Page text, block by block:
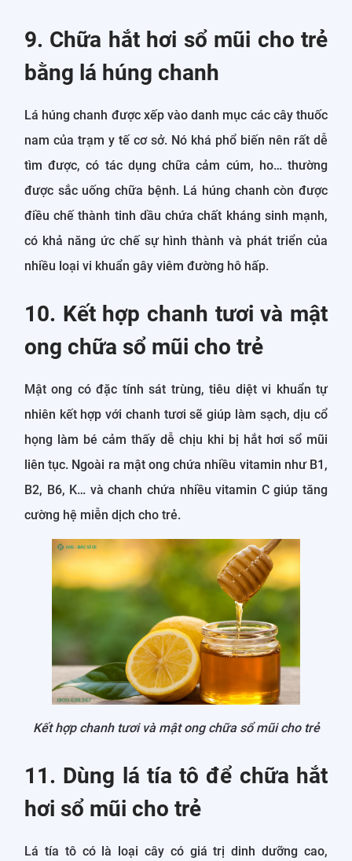
9. Chữa hắt hơi sổ mũi cho trẻ
bằng lá húng chanh
Lá húng chanh được xếp vào danh mục các cây thuốc
nam của trạm y tế cơ sở. Nó khá phổ biến nên rất dễ
tìm được, có tác dụng chữa cảm cúm, ho… thường
được sắc uống chữa bệnh. Lá húng chanh còn được
điều chế thành tinh dầu chứa chất kháng sinh mạnh,
có khả năng ức chế sự hình thành và phát triển của
nhiều loại vi khuẩn gây viêm đường hô hấp.
10. Kết hợp chanh tươi và mật
ong chữa sổ mũi cho trẻ
Mật ong có đặc tính sát trùng, tiêu diệt vi khuẩn tự
nhiên kết hợp với chanh tươi sẽ giúp làm sạch, dịu cổ
họng làm bé cảm thấy dễ chịu khi bị hắt hơi sổ mũi
liên tục. Ngoài ra mật ong chứa nhiều vitamin như B1,
B2, B6, K… và chanh chứa nhiều vitamin C giúp tăng
cường hệ miễn dịch cho trẻ.
Kết hợp chanh tươi và mật ong chữa sổ mũi cho trẻ
11. Dùng lá tía tô để chữa hắt
hơi sổ mũi cho trẻ
Lá tía tô có là loại cây có giá trị dinh dưỡng cao,